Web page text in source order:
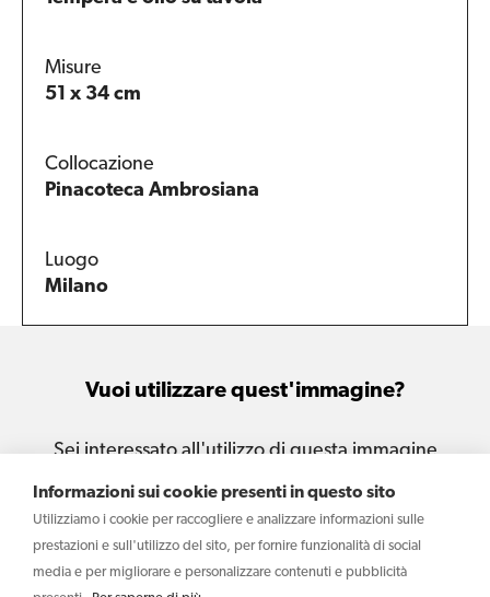
Informazioni sui cookie presenti in questo sito
Utilizziamo i cookie per raccogliere e analizzare informazioni sulle
prestazioni e sull'utilizzo del sito, per fornire funzionalità di social
media e per migliorare e personalizzare contenuti e pubblicità
Misure
51 x 34 cm
Collocazione
Pinacoteca Ambrosiana
Luogo
Milano
Vuoi utilizzare quest'immagine?
Sei interessato all'utilizzo di questa immagine
per le tue attività e i tuoi progetti?
Scrivi